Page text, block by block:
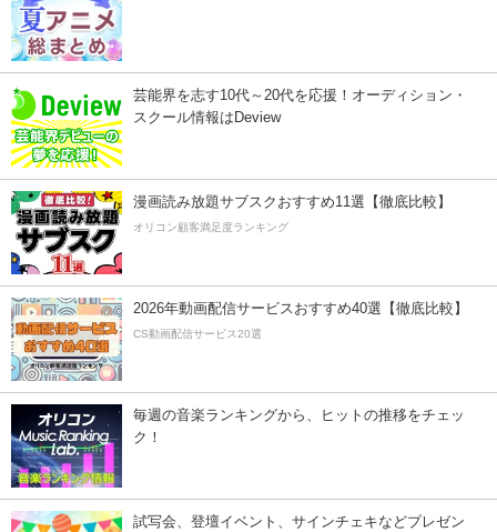
芸能界を志す10代～20代を応援！オーディション・
スクール情報はDeview
漫画読み放題サブスクおすすめ11選【徹底比較】
オリコン顧客満足度ランキング
2026年動画配信サービスおすすめ40選【徹底比較】
CS動画配信サービス20選
毎週の音楽ランキングから、ヒットの推移をチェッ
ク！
試写会、登壇イベント、サインチェキなどプレゼン